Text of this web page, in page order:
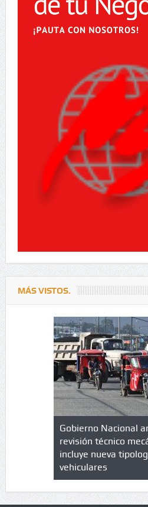
MÁS VISTOS.
en
Gobierno Nacional
revisión técnico
incluye nueva
vehiculares